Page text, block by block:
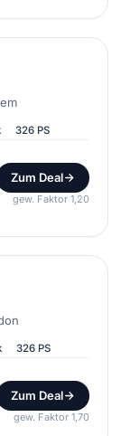
326 PS
Zum Deal
gew. Faktor 1,20
326 PS
Zum Deal
gew. Faktor 1,70